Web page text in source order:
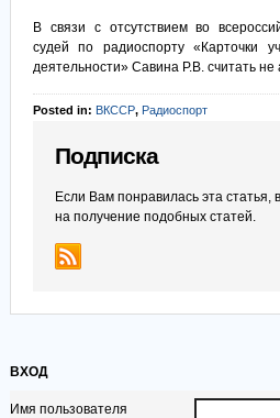
В связи с отсутствием во
судей по радиоспорту «Карточки
деятельности» Савина Р.В. считать
Posted in: ВКССР, Радиоспорт
Подписка
Если Вам понравилась эта статья,
на получение подобных статей.
ВХОД
Имя пользователя